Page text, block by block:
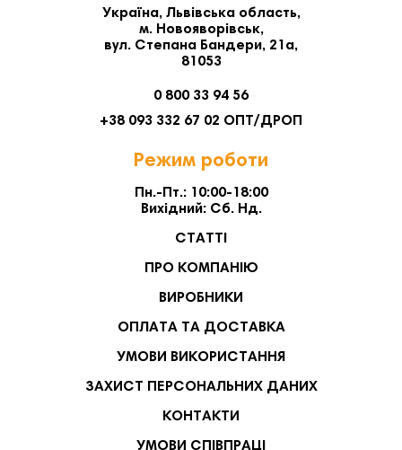
Україна, Львівська область,
м. Новояворівськ,
вул. Степана Бандери, 21а,
81053
0 800 33 94 56
+38 093 332 67 02 ОПТ/ДРОП
Режим роботи
Пн.-Пт.: 10:00-18:00
Вихідний: Сб. Нд.
СТАТТІ
ПРО КОМПАНІЮ
ВИРОБНИКИ
ОПЛАТА ТА ДОСТАВКА
УМОВИ ВИКОРИСТАННЯ
ЗАХИСТ ПЕРСОНАЛЬНИХ ДАНИХ
КОНТАКТИ
УМОВИ СПІВПРАЦІ